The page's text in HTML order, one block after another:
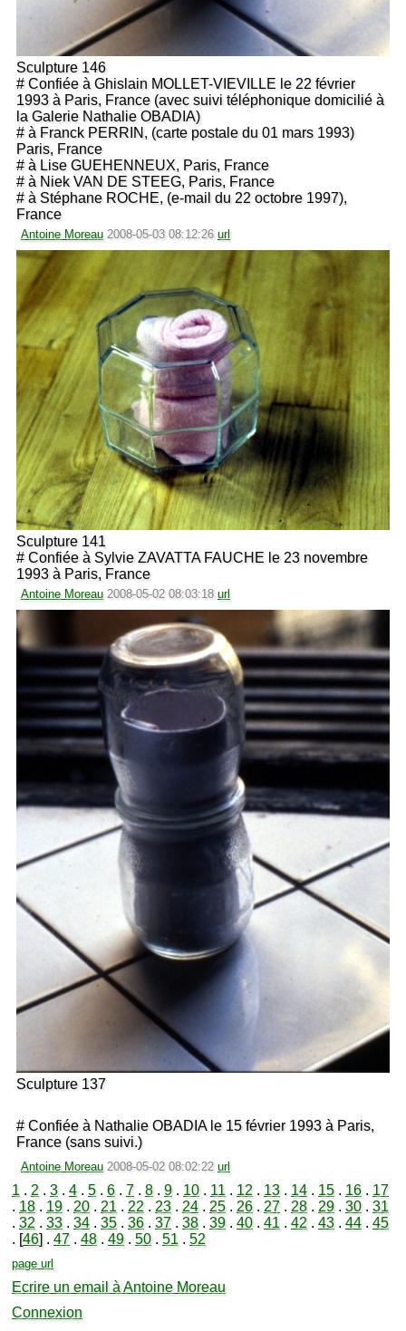
Sculpture 146
# Confiée à Ghislain MOLLET-VIEVILLE le 22 février
1993 à Paris, France (avec suivi téléphonique domicilié à
la Galerie Nathalie OBADIA)
# à Franck PERRIN, (carte postale du 01 mars 1993)
Paris, France
# à Lise GUEHENNEUX, Paris, France
# à Niek VAN DE STEEG, Paris, France
# à Stéphane ROCHE, (e-mail du 22 octobre 1997),
France
Antoine Moreau 2008-05-03 08:12:26 url
Sculpture 141
# Confiée à Sylvie ZAVATTA FAUCHE le 23 novembre
1993 à Paris, France
Antoine Moreau 2008-05-02 08:03:18 url
Sculpture 137
# Confiée à Nathalie OBADIA le 15 février 1993 à Paris,
France (sans suivi.)
Antoine Moreau 2008-05-02 08:02:22 url
1 . 2 . 3. 4 . 5. 6. 7 . 8. 9. 10. 11 . 12 . 13. 14 . 15. 16. 17
. 18. 19. 20. 21 . 22 . 23. 24 . 25. 26. 27 . 28. 29. 30. 31
. 32 . 33. 34 . 35. 36. 37 . 38. 39. 40. 41 . 42 . 43. 44 . 45
. [46] . 47 . 48. 49. 50. 51 . 52
page url
Ecrire un email à Antoine Moreau
Connexion